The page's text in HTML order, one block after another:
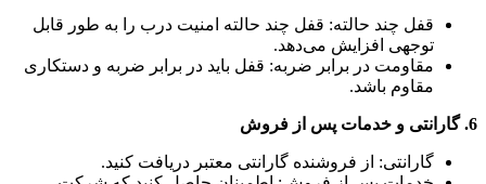
قفل چند حالته: قفل چند حالته امنیت درب را به طور قابل
توجهی افزایش می‌دهد.
مقاومت در برابر ضربه: قفل باید در برابر ضربه و دستکاری
مقاوم باشد.
6. گارانتی و خدمات پس از فروش
گارانتی: از فروشنده گارانتی معتبر دریافت کنید.